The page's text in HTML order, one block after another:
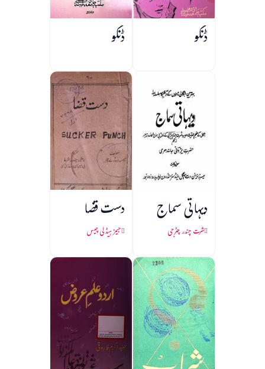
ڈنگو ڈنگو
دیہاتی سماج
شرت چندر چٹرجی
دست قضا
جیمز ہیڈلی چیس